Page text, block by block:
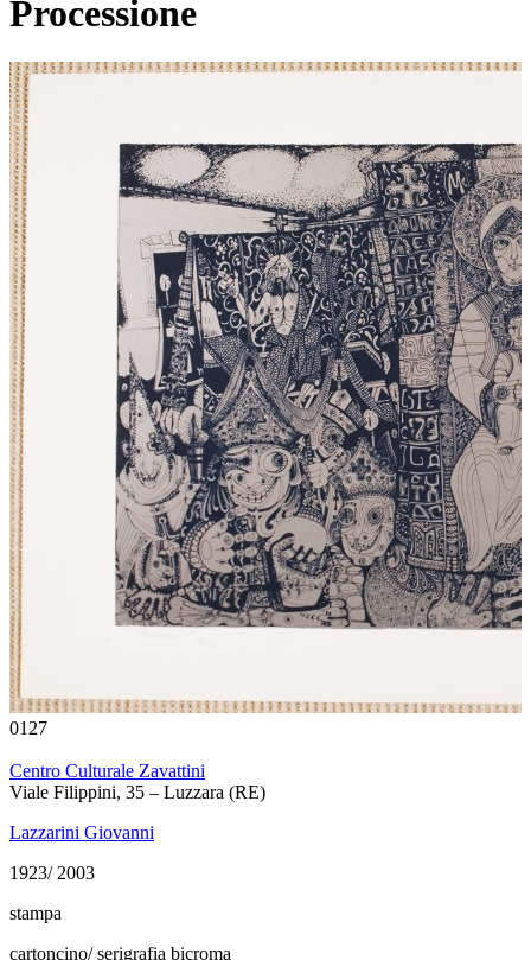
Processione
0127
Centro Culturale Zavattini
Viale Filippini, 35 – Luzzara (RE)
Lazzarini Giovanni
1923/ 2003
stampa
cartoncino/ serigrafia bicroma